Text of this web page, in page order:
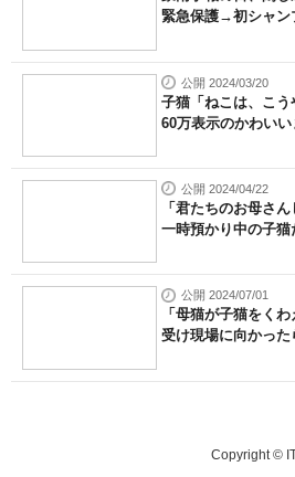
緊急保護→初シャ
公開 2024/03/20
子猫「ねこは、こ
60万表示のかわい
公開 2024/04/22
「君たちのお母さ
一時預かり中の子
公開 2024/07/01
「母猫が子猫をく
受け現場に向かっ
Copyright ©